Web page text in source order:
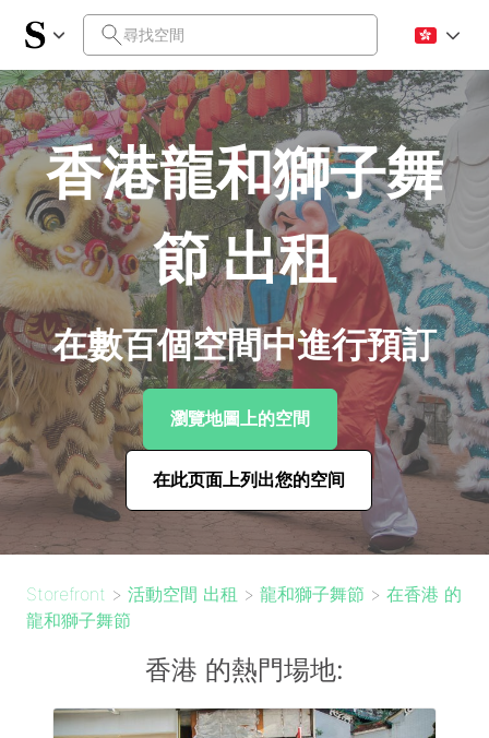
香港龍和獅子舞
節 出租
在數百個空間中進行預訂
瀏覽地圖上的空間
在此页面上列出您的空间
Storefront > 活動空間 出租 > 龍和獅子舞節 > 在香港 的
龍和獅子舞節
香港 的熱門場地: